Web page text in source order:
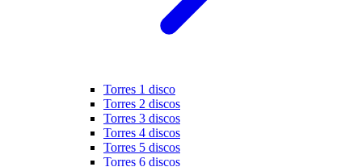
Torres 1 disco
Torres 2 discos
Torres 3 discos
Torres 4 discos
Torres 5 discos
Torres 6 discos